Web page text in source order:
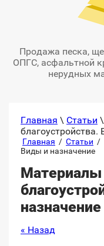
Продажа песка,
ОПГС, асфальтной
нерудных
Главная \ Статьи
Главная / Статьи /
Виды и назначение
Материалы
назначение
« Назад